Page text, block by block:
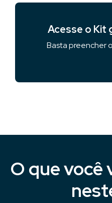
Acesse o Kit
Basta preencher
O que você